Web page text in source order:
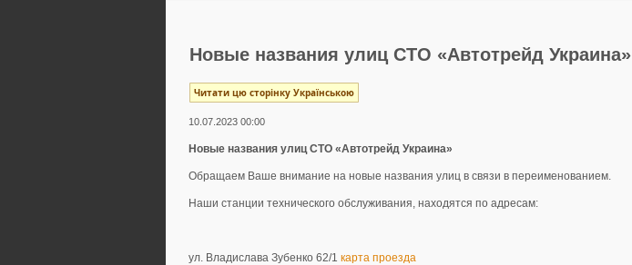
Новые названия улиц СТО «Автотрейд Украина»
Читати цю сторінку Українською
10.07.2023 00:00
Новые названия улиц СТО «Автотрейд Украина»
Обращаем Ваше внимание на новые названия улиц в связи в переименованием.
Наши станции технического обслуживания, находятся по адресам:
ул. Владислава Зубенко 62/1 карта проезда